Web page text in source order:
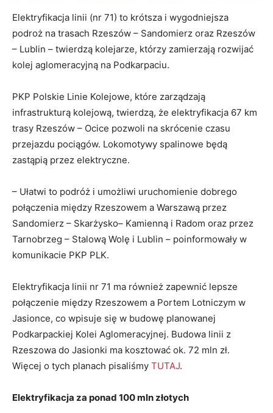
Elektryfikacja linii (nr 71) to krótsza i wygodniejsza
podroż na trasach Rzeszów – Sandomierz oraz Rzeszów
– Lublin – twierdzą kolejarze, którzy zamierzają rozwijać
kolej aglomeracyjną na Podkarpaciu.
PKP Polskie Linie Kolejowe, które zarządzają
infrastrukturą kolejową, twierdzą, że elektryfikacja 67 km
trasy Rzeszów – Ocice pozwoli na skrócenie czasu
przejazdu pociągów. Lokomotywy spalinowe będą
zastąpią przez elektryczne.
– Ułatwi to podróż i umożliwi uruchomienie dobrego
połączenia między Rzeszowem a Warszawą przez
Sandomierz – Skarżysko– Kamienną i Radom oraz przez
Tarnobrzeg – Stalową Wolę i Lublin – poinformowały w
komunikacie PKP PLK.
Elektryfikacja linii nr 71 ma również zapewnić lepsze
połączenie między Rzeszowem a Portem Lotniczym w
Jasionce, co wpisuje się w budowę planowanej
Podkarpackiej Kolei Aglomeracyjnej. Budowa linii z
Rzeszowa do Jasionki ma kosztować ok. 72 mln zł.
Więcej o tych planach pisaliśmy TUTAJ.
Elektryfikacja za ponad 100 mln złotych